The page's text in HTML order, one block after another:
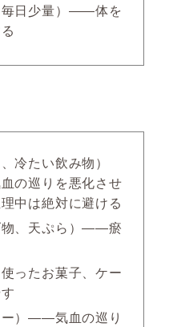
毎日少量）――体を
冷たい飲み物）
の巡りを悪化させ
中は絶対に避ける
物、天ぷら）――瘀
ったお菓子、ケー
ー）――気血の巡り